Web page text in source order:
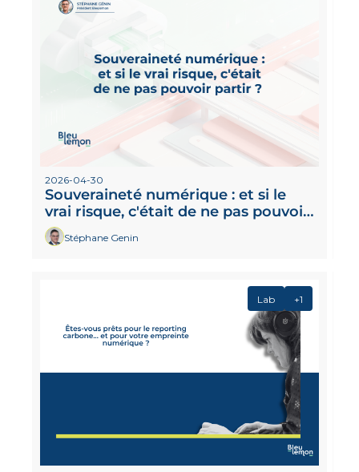
2026-04-30
Souveraineté numérique : et si le
vrai risque, c'était de ne pas pouvoir
Stéphane Genin
Lab +1